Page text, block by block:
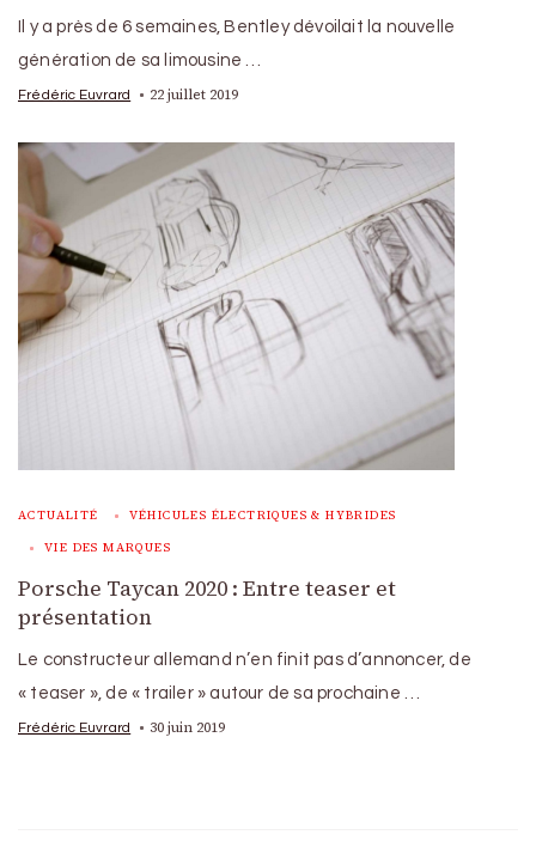
Il y a près de 6 semaines, Bentley dévoilait la nouvelle
génération de sa limousine …
Frédéric Euvrard 22 juillet 2019
ACTUALITÉ VÉHICULES ÉLECTRIQUES & HYBRIDES
VIE DES MARQUES
Porsche Taycan 2020 : Entre teaser et
présentation
Le constructeur allemand n’en finit pas d’annoncer, de
« teaser », de « trailer » autour de sa prochaine …
Frédéric Euvrard 30 juin 2019